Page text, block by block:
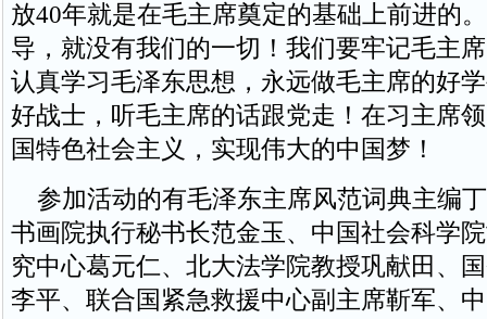
放40年就是在毛主席奠定的基础上前进的
导，就没有我们的一切！我们要牢记毛主
认真学习毛泽东思想，永远做毛主席的好
好战士，听毛主席的话跟党走！在习主席
国特色社会主义，实现伟大的中国梦！
参加活动的有毛泽东主席风范词典主编
书画院执行秘书长范金玉、中国社会科学
究中心葛元仁、北大法学院教授巩献田、
李平、联合国紧急救援中心副主席靳军、